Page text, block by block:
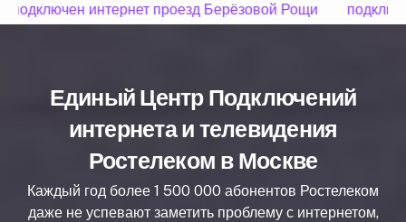
подключен интернет проезд Берёзовой Рощи
Единый Центр Подключений
интернета и телевидения
Ростелеком в Москве
Каждый год более 1 500 000 абонентов Ростелеком
даже не успевают заметить проблему с интернетом,